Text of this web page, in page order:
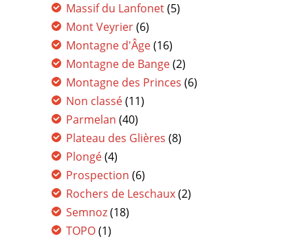
Massif du Lanfonet(5)
Mont Veyrier(6)
Montagne d'Âge(16)
Montagne de Bange(2)
Montagne des Princes (6)
Non classé(11)
Parmelan (40)
Plateau des Glières (8)
Plongé(4)
Prospection (6)
Rochers de Leschaux(2)
Semnoz(18)
TOPO(1)